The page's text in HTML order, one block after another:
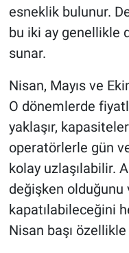
esneklik bulunur.
bu iki ay genellikle
sunar.
Nisan, Mayıs ve
O dönemlerde
yaklaşır,
operatörlerle gün
kolay uzlaşılabilir.
değişken olduğunu
kapatılabileceğini
Nisan başı